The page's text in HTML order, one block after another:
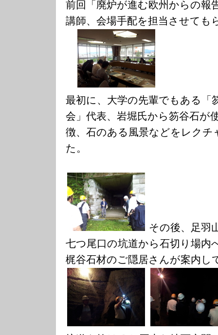
前回「廃炉が進む欧州からの報
講師、会場手配を担当させても
最初に、大学の先輩でもある「
会」代表、岩堀氏から笏谷石が
徴、石のある風景などをレク
た。
その後、足羽
七つ尾口の坑道から石切り場内
梶谷石材のご隠居さんが案内し